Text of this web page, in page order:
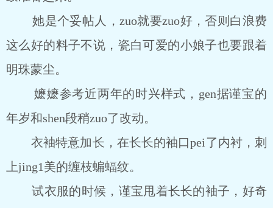
她是个妥帖人，zuo就要zuo好，否则白浪费
这么好的料子不说，瓷白可爱的小娘子也要跟着
明珠蒙尘。
嬷嬷参考近两年的时兴样式，gen据谨宝的
年岁和shen段稍zuo了改动。
衣袖特意加长，在长长的袖口pei了内衬，刺
上jing1美的缠枝蝙蝠纹。
试衣服的时候，谨宝甩着长长的袖子，好奇